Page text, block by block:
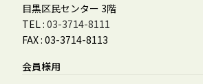
目黒区民センター 3階
TEL : 03-3714-8111
FAX : 03-3714-8113
会員様用